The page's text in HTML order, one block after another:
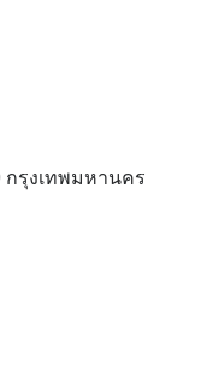
กรุงเทพมหานคร